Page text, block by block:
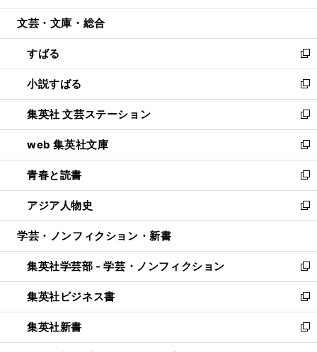
開
ウ
開
く
ン
ウ
で
開
く
ウ
ン
ド
ウ
で
開
く
文芸・文庫・総合
すばる
新
し
い
ウ
ィ
ン
ド
ウ
で
開
く
小説すばる
新
し
い
ウ
ィ
ン
ド
ウ
で
開
集英社 文芸ステーション
新
し
い
ウ
ィ
ン
ド
ウ
開
く
web 集英社文庫
新
し
い
ウ
ィ
ン
ウ
で
開
く
青春と読書
新
し
い
ウ
ン
ド
ウ
で
開
く
アジア人物史
新
し
ウ
ィ
ン
ド
ウ
で
開
学芸・ノンフィクション・新書
集英社学芸部 - 学芸・ノンフィクション
新
し
い
ウ
ィ
ン
集英社ビジネス書
新
し
い
ウ
集英社新書
新
し